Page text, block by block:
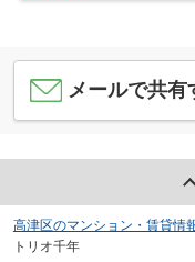
メールで共有
高津区のマンション・賃貸情
トリオ千年